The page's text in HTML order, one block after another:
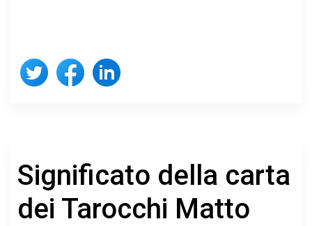
Significato della carta
dei Tarocchi Matto